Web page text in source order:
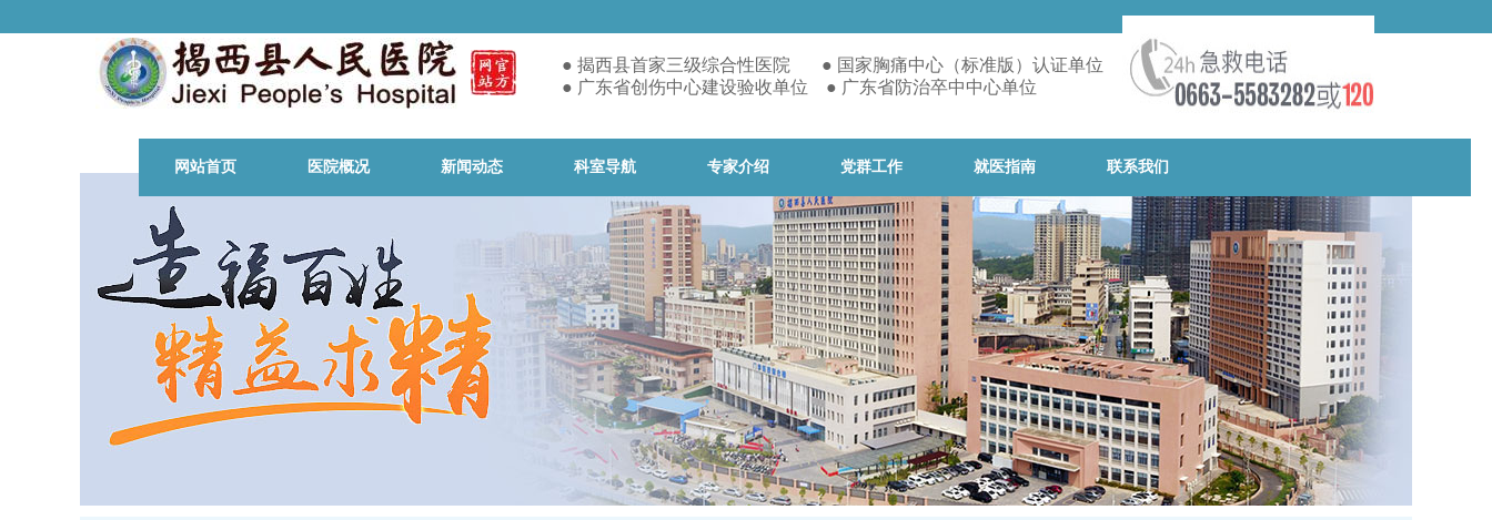
● 揭西县首家三级综合性医院 ● 国家胸痛中心（标准版）认证单位
● 广东省创伤中心建设验收单位 ● 广东省防治卒中中心单位
网站首页 医院概况 新闻动态 科室导航 专家介绍 党群工作 就医指南 联系我们